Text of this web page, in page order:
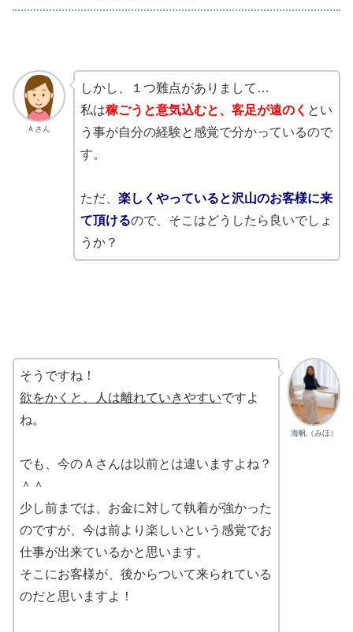
Ａさん
しかし、１つ難点がありまして…
私は稼ごうと意気込むと、客足が遠のく とい
う事が自分の経験と感覚で分かっているので
す。
ただ、 楽しくやっていると沢山のお客様に来
て頂けるので、そこはどうしたら良いでしょ
うか？
海帆（みほ）
そうですね！
欲をかくと、人は離れていきやすいですよ
ね。
でも、今のＡさんは以前とは違いますよね？
＾＾
少し前までは、お金に対して執着が強かった
のですが、今は前より楽しいという感覚でお
仕事が出来ているかと思います。
そこにお客様が、後からついて来られている
のだと思いますよ！